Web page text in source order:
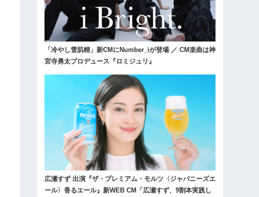
「冷やし雪肌精」新CMにNumber_iが登場 ／ CM楽曲は神
宮寺勇太プロデュース『ロミジュリ』
広瀬すず 出演『ザ・プレミアム・モルツ〈ジャパニーズエ
ール〉香るエール』新WEB CM「広瀬すず、9割本実践し